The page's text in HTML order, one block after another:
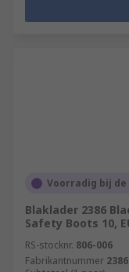
Voorradig bij
Blaklader 2386
Safety Boots 10,
RS-stocknr. 806-006
Fabrikantnummer